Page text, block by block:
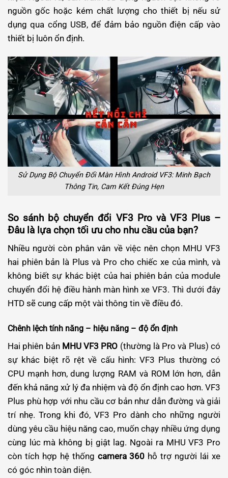
nguồn gốc hoặc kém chất lượng cho thiết bị nếu sử
dụng qua cổng USB, để đảm bảo nguồn điện cấp vào
thiết bị luôn ổn định.
Sử Dụng Bộ Chuyển Đổi Màn Hình Android VF3: Minh Bạch
Thông Tin, Cam Kết Đúng Hẹn
So sánh bộ chuyển đổi VF3 Pro và VF3 Plus –
Đâu là lựa chọn tối ưu cho nhu cầu của bạn?
Nhiều người còn phân vân về việc nên chọn MHU VF3
hai phiên bản là Plus và Pro cho chiếc xe của mình, và
không biết sự khác biệt của hai phiên bản của module
chuyển đổi hệ điều hành màn hình xe VF3. Thì dưới đây
HTD sẽ cung cấp một vài thông tin về điều đó.
Chênh lệch tính năng – hiệu năng – độ ổn định
Hai phiên bản MHU VF3 PRO (thường là Pro và Plus) có
sự khác biệt rõ rệt về cấu hình: VF3 Plus thường có
CPU mạnh hơn, dung lượng RAM và ROM lớn hơn, dẫn
đến khả năng xử lý đa nhiệm và độ ổn định cao hơn. VF3
Plus phù hợp với nhu cầu cơ bản như dẫn đường và giải
trí nhẹ. Trong khi đó, VF3 Pro dành cho những người
dùng yêu cầu hiệu năng cao, muốn chạy nhiều ứng dụng
cùng lúc mà không bị giật lag. Ngoài ra MHU VF3 Pro
còn tích hợp hệ thống camera 360 hỗ trợ người lái xe
có góc nhìn toàn diện.